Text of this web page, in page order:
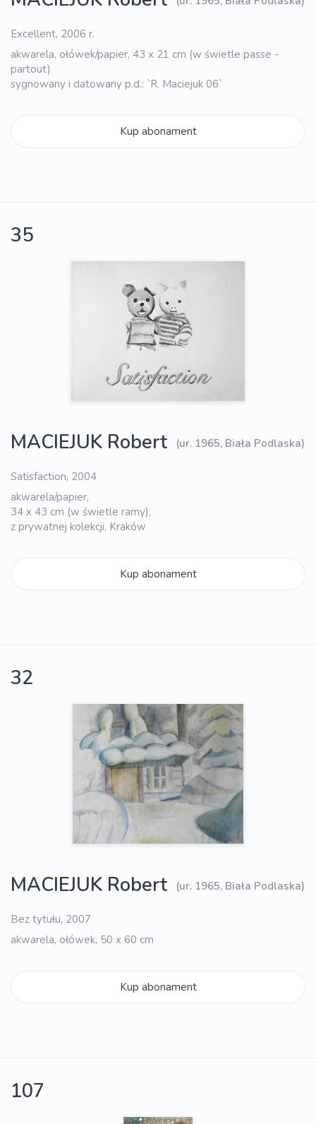
Excellent, 2006 r.
akwarela, ołówek/papier, 43 x 21 cm (w świetle passe -
partout)
sygnowany i datowany p.d.: `R. Maciejuk 06`
Kup abonament
35
MACIEJUK Robert (ur. 1965, Biała Podlaska)
Satisfaction, 2004
akwarela/papier,
34 x 43 cm (w świetle ramy),
z prywatnej kolekcji, Kraków
Kup abonament
32
MACIEJUK Robert (ur. 1965, Biała Podlaska)
Bez tytułu, 2007
akwarela, ołówek, 50 x 60 cm
Kup abonament
107